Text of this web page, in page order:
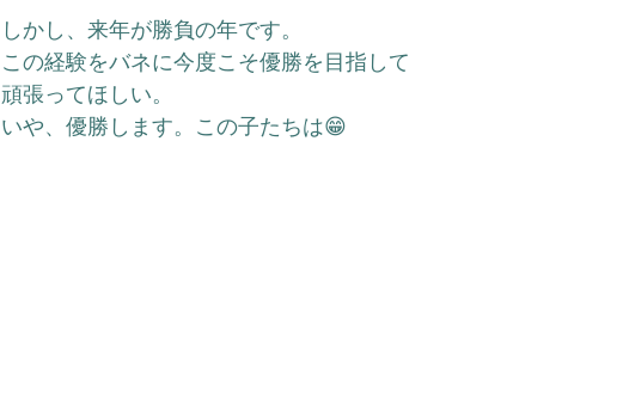
しかし、来年が勝負の年です。
この経験をバネに今度こそ優勝を目指して
頑張ってほしい。
いや、優勝します。この子たちは😁